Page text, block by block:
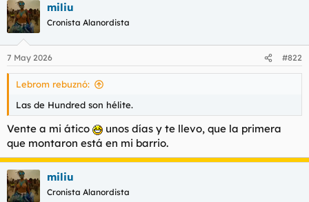
miliu
Cronista Alanordista
7 May 2026 #822
Lebrom rebuznó:
Las de Hundred son hélite.
Vente a mi ático
unos días y te llevo, que la primera
que montaron está en mi barrio.
miliu
Cronista Alanordista